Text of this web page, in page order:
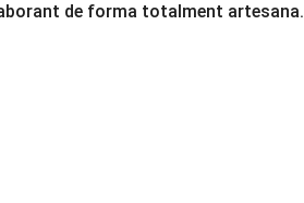
de forma totalment artesana.